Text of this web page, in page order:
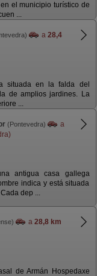
el municipio turístico de
...
a 28,4
situada en la falda del
de amplios jardines. La
...
(Pontevedra)
a
antigua casa gallega
indica y está situada
dep ...
a 28,8 km
de Armán Hospedaxe